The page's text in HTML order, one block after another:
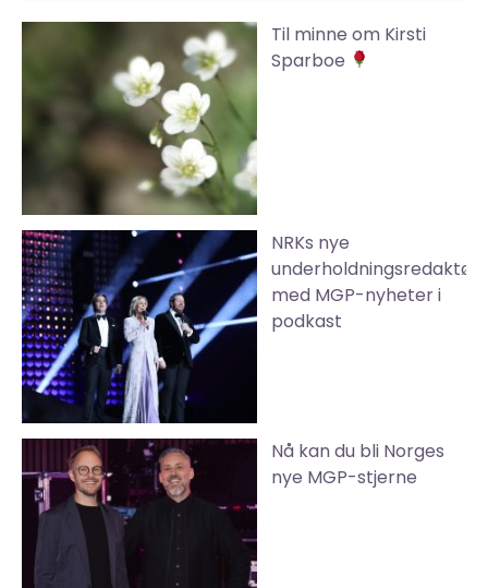
Til minne om Kirsti
Sparboe
NRKs nye
underholdningsredaktør
med MGP-nyheter i
podkast
Nå kan du bli Norges
nye MGP-stjerne